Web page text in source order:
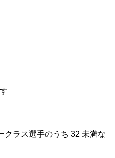
クラス選手のうち 32 未満な